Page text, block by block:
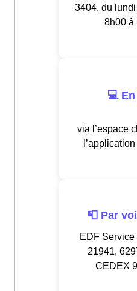
3404, du
8h00 à
💻
via l’espace
📮 Par
EDF
21941,
CEDEX